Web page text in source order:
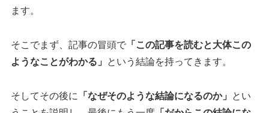
ます。
そこでまず、記事の冒頭で 「この記事を読むと大体この
ようなことがわかる」
という結論を持ってきます。
そしてその後に 「なぜそのような結論になるのか」
とい